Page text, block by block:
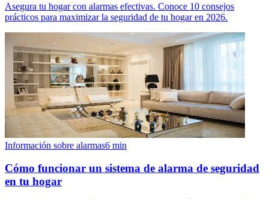
Asegura tu hogar con alarmas efectivas. Conoce 10 consejos
prácticos para maximizar la seguridad de tu hogar en 2026.
Información sobre alarmas6 min
Cómo funcionar un sistema de alarma de seguridad
en tu hogar